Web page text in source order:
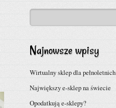
Najnowsze wpisy
Wirtualny sklep dla pełnoletnich
Największy e-sklep na świecie
Opodatkują e-sklepy?